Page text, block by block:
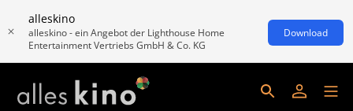
alleskino
alleskino - ein Angebot der Lighthouse Home
Entertainment Vertriebs GmbH & Co. KG
Download